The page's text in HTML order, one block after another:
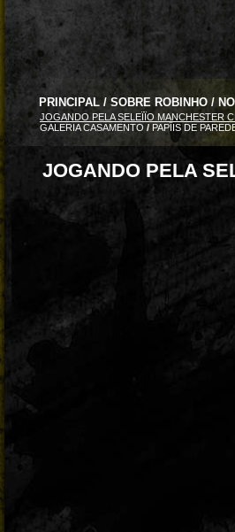
PRINCIPAL / SOBRE ROBINHO /
JOGANDO PELA SELEÏÏO MANCHESTER
GALERIA CASAMENTO / PAPÏIS DE
JOGANDO PELA